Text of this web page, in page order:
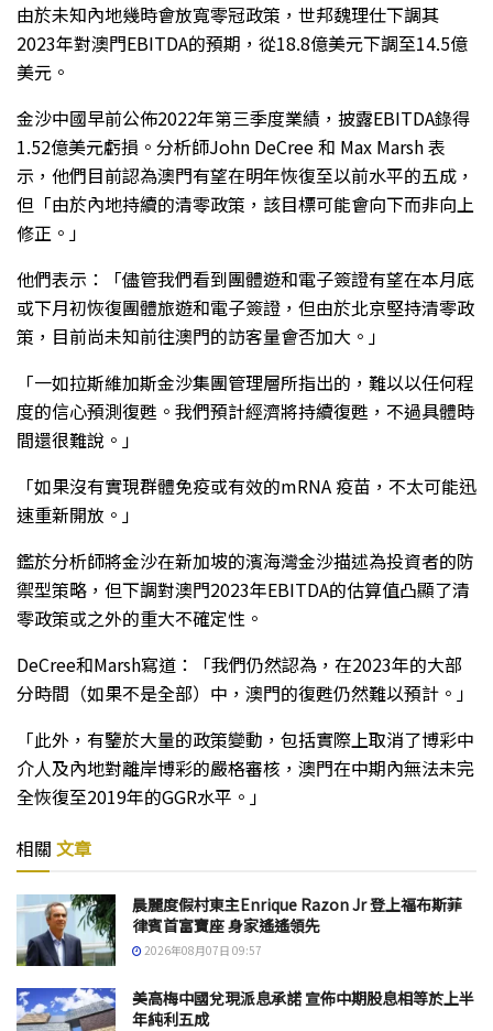
由於未知內地幾時會放寬零冠政策，世邦魏理仕下調其
2023年對澳門EBITDA的預期，從18.8億美元下調至14.5億
美元。
金沙中國早前公佈2022年第三季度業績，披露EBITDA錄得
1.52億美元虧損。分析師John DeCree 和 Max Marsh 表
示，他們目前認為澳門有望在明年恢復至以前水平的五成，
但「由於內地持續的清零政策，該目標可能會向下而非向上
修正。」
他們表示：「儘管我們看到團體遊和電子簽證有望在本月底
或下月初恢復團體旅遊和電子簽證，但由於北京堅持清零政
策，目前尚未知前往澳門的訪客量會否加大。」
「一如拉斯維加斯金沙集團管理層所指出的，難以以任何程
度的信心預測復甦。我們預計經濟將持續復甦，不過具體時
間還很難說。」
「如果沒有實現群體免疫或有效的mRNA 疫苗，不太可能迅
速重新開放。」
鑑於分析師將金沙在新加坡的濱海灣金沙描述為投資者的防
禦型策略，但下調對澳門2023年EBITDA的估算值凸顯了清
零政策或之外的重大不確定性。
DeCree和Marsh寫道：「我們仍然認為，在2023年的大部
分時間（如果不是全部）中，澳門的復甦仍然難以預計。」
「此外，有鑒於大量的政策變動，包括實際上取消了博彩中
介人及內地對離岸博彩的嚴格審核，澳門在中期內無法未完
全恢復至2019年的GGR水平。」
相關 文章
晨麗度假村東主Enrique Razon Jr 登上福布斯菲
律賓首富寶座 身家遙遙領先
2026年08月07日 09:57
美高梅中國兌現派息承諾 宣佈中期股息相等於上半
年純利五成